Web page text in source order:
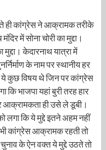
ही कांग्रेस ने आक्रामक तरीके
में सोना चोरी का मुद्दा।
केदारनाथ यात्रा में
के नाम पर स्थानीय हर
ये कुछ विषय थे जिन पर कांग्रेस
भाजपा यहां बुरी तरह हार
आक्रामकता ही उसे ले डूबी।
लगा कि ये मुद्दे इतने अहम नहीं
भी कांग्रेस आक्रामक रहती तो
के ऐन वक्त ये मुद्दे उठते तो